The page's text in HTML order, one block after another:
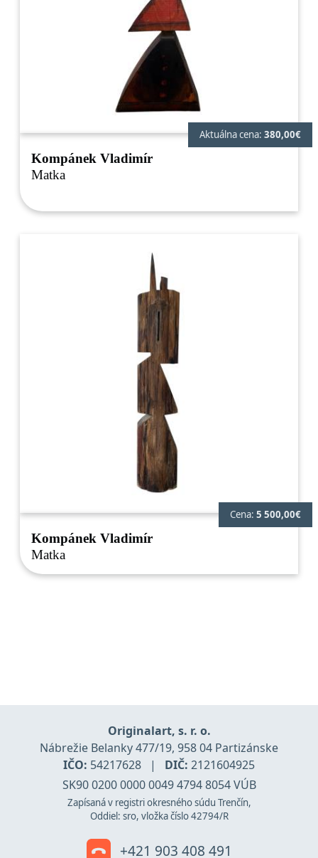
Aktuálna cena: 380,00€
Kompánek Vladimír
Matka
Cena: 5 500,00€
Kompánek Vladimír
Matka
Originalart, s. r. o.
Nábrežie Belanky 477/19, 958 04 Partizánske
IČO: 54217628 | DIČ: 2121604925
SK90 0200 0000 0049 4794 8054 VÚB
Zapísaná v registri okresného súdu Trenčín,
Oddiel: sro, vložka číslo 42794/R
+421 903 408 491